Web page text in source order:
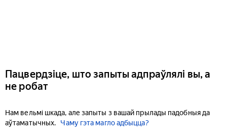
Пацвердзіце, што запыты адпраўлялі вы, а
не робат
Нам вельмі шкада, але запыты з вашай прылады падобныя да
аўтаматычных.
Чаму гэта магло адбыцца?